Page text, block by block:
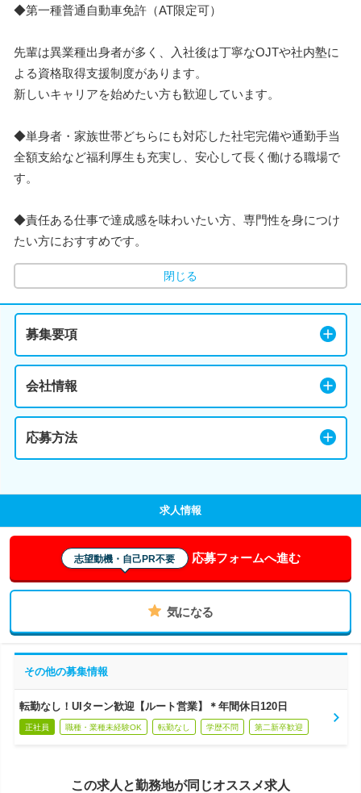
◆第一種普通自動車免許（AT限定可）
先輩は異業種出身者が多く、入社後は丁寧なOJTや社内塾に
よる資格取得支援制度があります。
新しいキャリアを始めたい方も歓迎しています。
◆単身者・家族世帯どちらにも対応した社宅完備や通勤手当
全額支給など福利厚生も充実し、安心して長く働ける職場で
す。
◆責任ある仕事で達成感を味わいたい方、専門性を身につけ
たい方におすすめです。
閉じる
募集要項
会社情報
応募方法
求人情報
志望動機・自己PR不要 応募フォームへ進む
気になる
その他の募集情報
転勤なし！UIターン歓迎【ルート営業】＊年間休日120日
正社員 職種・業種未経験OK 転勤なし 学歴不問 第二新卒歓迎
この求人と勤務地が同じオススメ求人